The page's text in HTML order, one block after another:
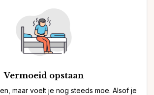
Vermoeid opstaan
maar voelt je nog steeds moe. Alsof je